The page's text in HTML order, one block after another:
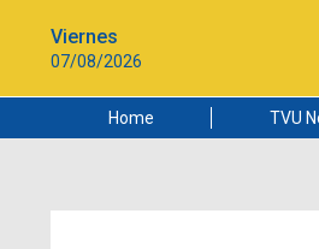
Viernes
07/08/2026
Home TVU
Ciudad